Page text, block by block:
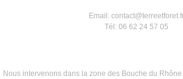
Email:
Tél: 06 62 24 57 05
Nous intervenons dans la zone des Bouche du